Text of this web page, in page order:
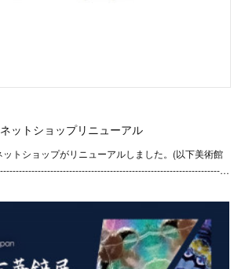
ットショップリニューアル
トショップがリニューアルしました。(以下美術館
…